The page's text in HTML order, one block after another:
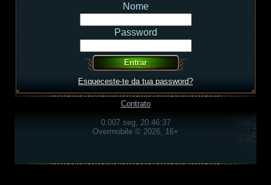
Nome
Password
Esqueceste-te da tua password?
Contrato
0.007 seg, 20:46:37
Overmobile © 2026, 16+